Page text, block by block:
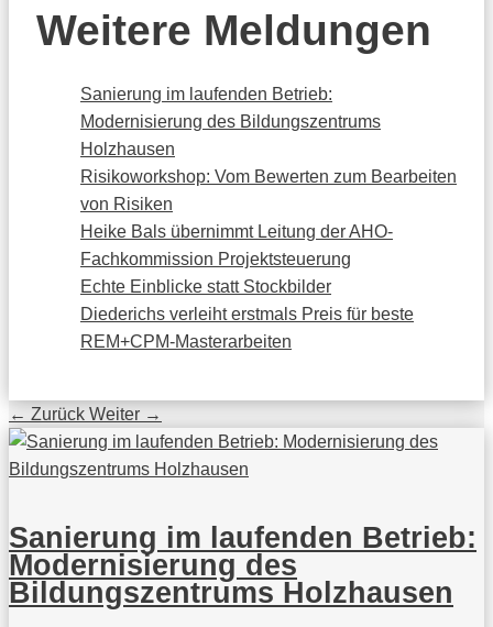
Weitere Meldungen
Sanierung im laufenden Betrieb:
Modernisierung des Bildungszentrums
Holzhausen
Risikoworkshop: Vom Bewerten zum Bearbeiten
von Risiken
Heike Bals übernimmt Leitung der AHO-
Fachkommission Projektsteuerung
Echte Einblicke statt Stockbilder
Diederichs verleiht erstmals Preis für beste
REM+CPM-Masterarbeiten
← Zurück Weiter →
Sanierung im laufenden Betrieb:
Modernisierung des
Bildungszentrums Holzhausen